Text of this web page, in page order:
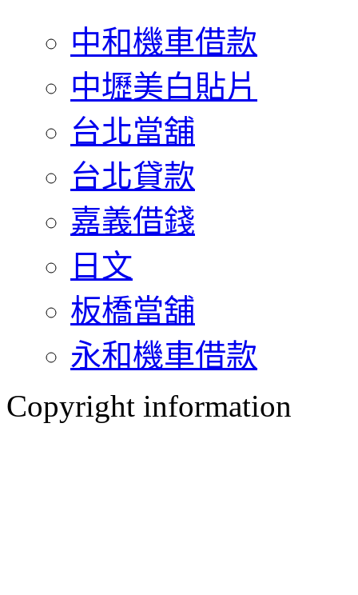
中和機車借款
中壢美白貼片
台北當舖
台北貸款
嘉義借錢
日文
板橋當舖
永和機車借款
Copyright information